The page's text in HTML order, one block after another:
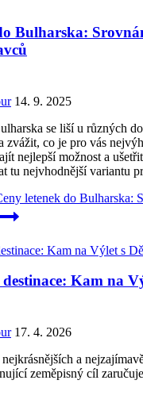
Bulharska:
14. 9. 2025
se liší u různých
zvážit, co je pro vás
nejlepší možnost a
tu nejvhodnější variantu
letenek do Bulharska:
Kam na
17. 4. 2026
a
zeměpisný cíl